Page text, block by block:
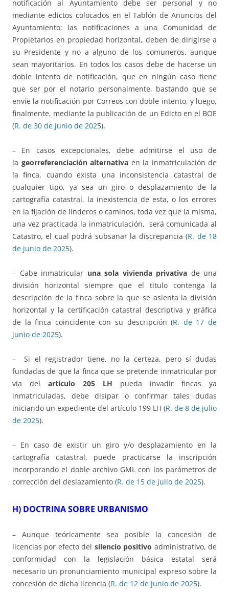
notificación al Ayuntamiento debe ser personal y no
mediante edictos colocados en el Tablón de Anuncios del
Ayuntamiento; las notificaciones a una Comunidad de
Propietarios en propiedad horizontal, deben de dirigirse a
su Presidente y no a alguno de los comuneros, aunque
sean mayoritarios. En todos los casos debe de hacerse un
doble intento de notificación, que en ningún caso tiene
que ser por el notario personalmente, bastando que se
envíe la notificación por Correos con doble intento, y luego,
finalmente, mediante la publicación de un Edicto en el BOE
(R. de 30 de junio de 2025).
– En casos excepcionales, debe admitirse el uso de
la georreferenciación alternativa en la inmatriculación de
la finca, cuando exista una inconsistencia catastral de
cualquier tipo, ya sea un giro o desplazamiento de la
cartografía catastral, la inexistencia de esta, o los errores
en la fijación de linderos o caminos, toda vez que la misma,
una vez practicada la inmatriculación, será comunicada al
Catastro, el cual podrá subsanar la discrepancia (R. de 18
de junio de 2025).
– Cabe inmatricular una sola vivienda privativa de una
división horizontal siempre que el titulo contenga la
descripción de la finca sobre la que se asienta la división
horizontal y la certificación catastral descriptiva y gráfica
de la finca coincidente con su descripción (R. de 17 de
junio de 2025).
– Si el registrador tiene, no la certeza, pero sí dudas
fundadas de que la finca que se pretende inmatricular por
vía del artículo 205 LH pueda invadir fincas ya
inmatriculadas, debe disipar o confirmar tales dudas
iniciando un expediente del artículo 199 LH (R. de 8 de julio
de 2025).
– En caso de existir un giro y/o desplazamiento en la
cartografía catastral, puede practicarse la inscripción
incorporando el doble archivo GML con los parámetros de
corrección del deslazamiento (R. de 15 de julio de 2025).
H) DOCTRINA SOBRE URBANISMO
– Aunque teóricamente sea posible la concesión de
licencias por efecto del silencio positivo administrativo, de
conformidad con la legislación básica estatal será
necesario un pronunciamiento municipal expreso sobre la
concesión de dicha licencia (R. de 12 de junio de 2025).